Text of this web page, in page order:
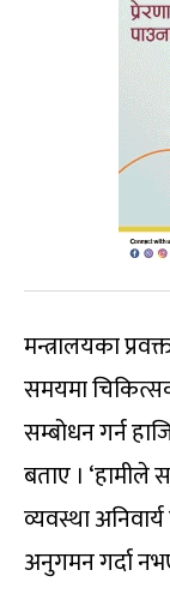
मन्त्रालयका
समयमा
सम्बोधन गर्न
बताए । ‘हामीले
व्यवस्था
अनुगमन गर्दा